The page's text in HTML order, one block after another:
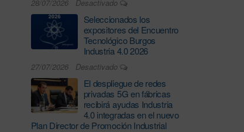
28/07/2026 Desactivado
Seleccionados los
expositores del Encuentro
Tecnológico Burgos
Industria 4.0 2026
27/07/2026 Desactivado
El despliegue de redes
privadas 5G en fábricas
recibirá ayudas Industria
4.0 integradas en el nuevo
Plan Director de Promoción Industrial